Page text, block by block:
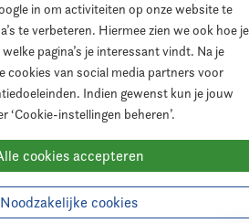
Cookie instellingen
XD designers
in om activiteiten op onze website te
te verbeteren. Hiermee zien we ook hoe je
pagina’s je interessant vindt. Na je
cookies van social media partners voor
Indien gewenst kun je jouw
‘Cookie-instellingen beheren’.
cookies accepteren
Noodzakelijke cookies